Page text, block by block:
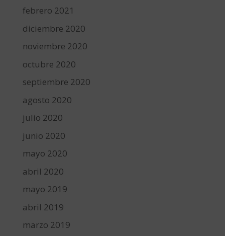
febrero 2021
diciembre 2020
noviembre 2020
octubre 2020
septiembre 2020
agosto 2020
julio 2020
junio 2020
mayo 2020
abril 2020
mayo 2019
abril 2019
marzo 2019